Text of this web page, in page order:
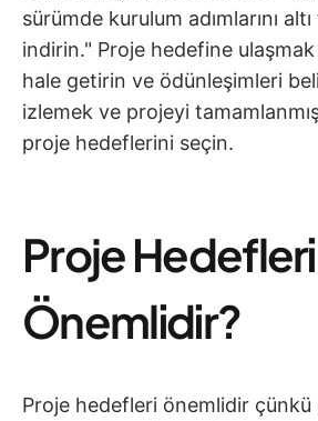
sürümde kurulum adımlarını
indirin." Proje hedefine
hale getirin ve ödünleşimleri
izlemek ve projeyi
proje hedeflerini seçin.
Proje
Önemlidir?
Proje hedefleri önemlidir